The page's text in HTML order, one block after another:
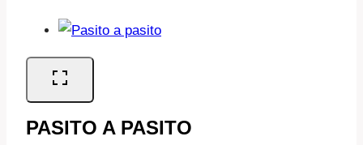
PASITO A PASITO